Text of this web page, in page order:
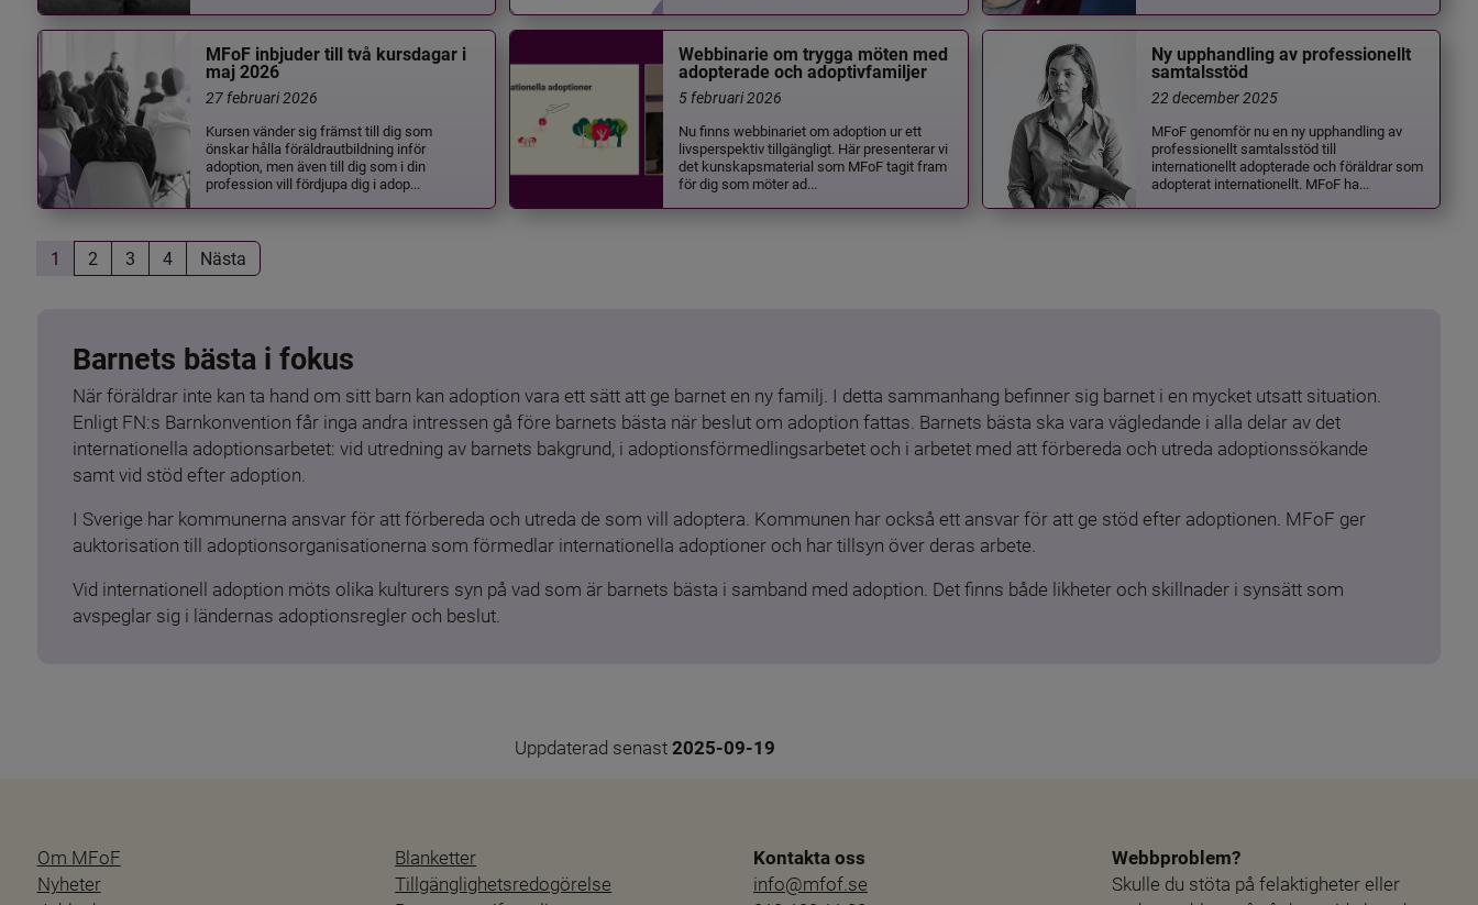
MFoF inbjuder till två kursdagar i
maj 2026
27 februari 2026
Kursen vänder sig främst till dig som
önskar hålla föräldrautbildning inför
adoption, men även till dig som i din
profession vill fördjupa dig i adop...
Webbinarie om trygga möten med
adopterade och adoptivfamiljer
5 februari 2026
Nu finns webbinariet om adoption ur ett
livsperspektiv tillgängligt. Här presenterar vi
det kunskapsmaterial som MFoF tagit fram
för dig som möter ad...
Ny upphandling av professionellt
samtalsstöd
22 december 2025
MFoF genomför nu en ny upphandling av
professionellt samtalsstöd till
internationellt adopterade och föräldrar som
adopterat internationellt. MFoF ha...
1 2 3 4 Nästa
Barnets bästa i fokus
När föräldrar inte kan ta hand om sitt barn kan adoption vara ett sätt att ge barnet en ny familj. I detta sammanhang befinner sig barnet i en mycket utsatt situation.
Enligt FN:s Barnkonvention får inga andra intressen gå före barnets bästa när beslut om adoption fattas. Barnets bästa ska vara vägledande i alla delar av det
internationella adoptionsarbetet: vid utredning av barnets bakgrund, i adoptionsförmedlingsarbetet och i arbetet med att förbereda och utreda adoptionssökande
samt vid stöd efter adoption.
I Sverige har kommunerna ansvar för att förbereda och utreda de som vill adoptera. Kommunen har också ett ansvar för att ge stöd efter adoptionen. MFoF ger
auktorisation till adoptionsorganisationerna som förmedlar internationella adoptioner och har tillsyn över deras arbete.
Vid internationell adoption möts olika kulturers syn på vad som är barnets bästa i samband med adoption. Det finns både likheter och skillnader i synsätt som
avspeglar sig i ländernas adoptionsregler och beslut.
Uppdaterad senast 2025-09-19
Om MFoF
Nyheter
Blanketter
Tillgänglighetsredogörelse
Kontakta oss
info@mfof.se
Webbproblem?
Skulle du stöta på felaktigheter eller